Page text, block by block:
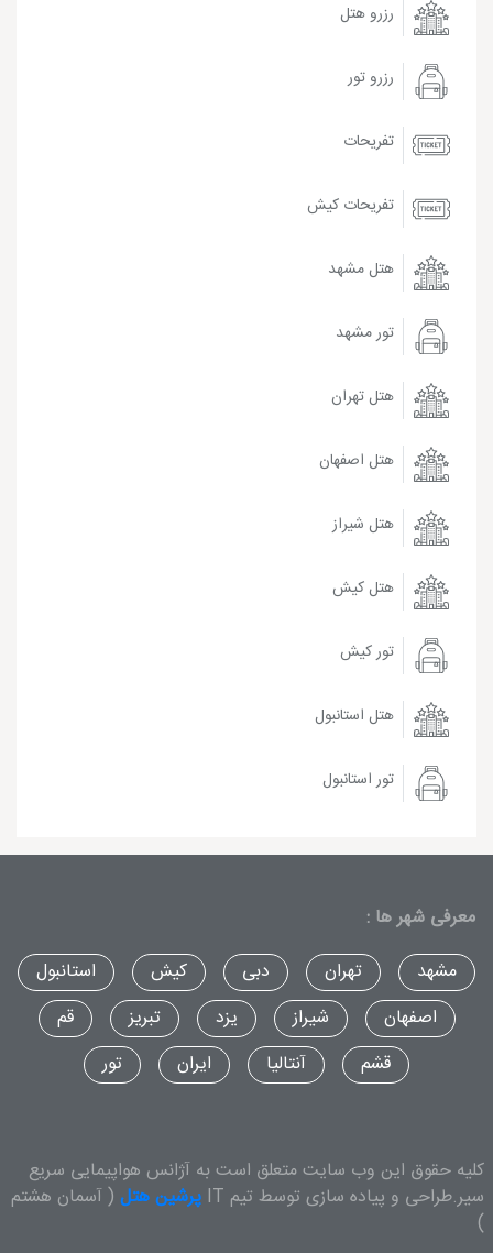
رزرو هتل
رزرو تور
تفریحات
تفریحات کیش
هتل مشهد
تور مشهد
هتل تهران
هتل اصفهان
هتل شیراز
هتل کیش
تور کیش
هتل استانبول
تور استانبول
معرفی شهر ها :
مشهد
تهران دبی کیش
استانبول
اصفهان
شیراز یزد تبریز
قم
قشم
آنتالیا ایران تور
کلیه حقوق این وب سایت متعلق است به آژانس هواپیمایی سریع
سیر.طراحی و پیاده سازی توسط تیم IT
پرشین هتل ( آسمان هشتم
)